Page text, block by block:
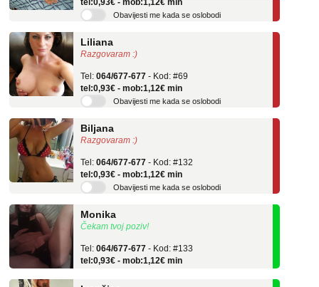
Obavijesti me kada se oslobodi
Razgovaram :)
tel:0,93€ - mob:1,12€ min
Obavijesti me kada se oslobodi
Razgovaram :)
tel:0,93€ - mob:1,12€ min
Obavijesti me kada se oslobodi
Čekam tvoj poziv!
tel:0,93€ - mob:1,12€ min